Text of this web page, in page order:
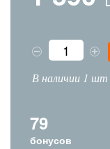
В наличии 1 шт
79
бонусов